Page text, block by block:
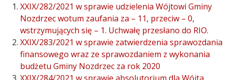
XXIX/282/2021 w sprawie udzielenia Wójtowi Gminy
Nozdrzec wotum zaufania za – 11, przeciw – 0,
wstrzymujących się – 1. Uchwałę przesłano do RIO.
XXIX/283/2021 w sprawie zatwierdzenia sprawozdania
finansowego wraz ze sprawozdaniem z wykonania
budżetu Gminy Nozdrzec za rok 2020